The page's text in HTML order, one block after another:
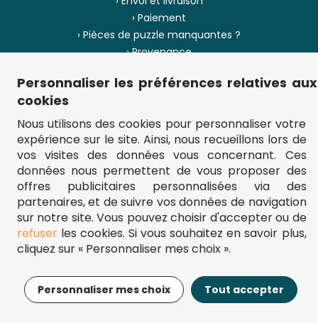
17,95€ Ajouter au panier
› Paiement
› Pièces de puzzle manquantes ?
› Provenance
› Plan du site
** Frais d'envoi = 6,95 € (France) / gratuit à partir de 45 €.
fou-de-puzzle.com : le site référence pour acheter des puzzles de
qualité à bon prix.
© Fou-de-puzzle.com 2011 - 2026
Personnaliser les préférences relatives aux
cookies
Nous utilisons des cookies pour personnaliser votre
expérience sur le site. Ainsi, nous recueillons lors de
vos visites des données vous concernant. Ces
données nous permettent de vous proposer des
offres publicitaires personnalisées via des
partenaires, et de suivre vos données de navigation
sur notre site. Vous pouvez choisir d'accepter ou de
refuserles cookies. Si vous souhaitez en savoir plus,
cliquez sur « Personnaliser mes choix ».
Personnaliser mes choix Tout accepter